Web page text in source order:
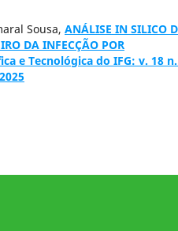
Sousa, ANÁLISE IN SILICO
DA INFECÇÃO POR
e Tecnológica do IFG: v. 18 n.